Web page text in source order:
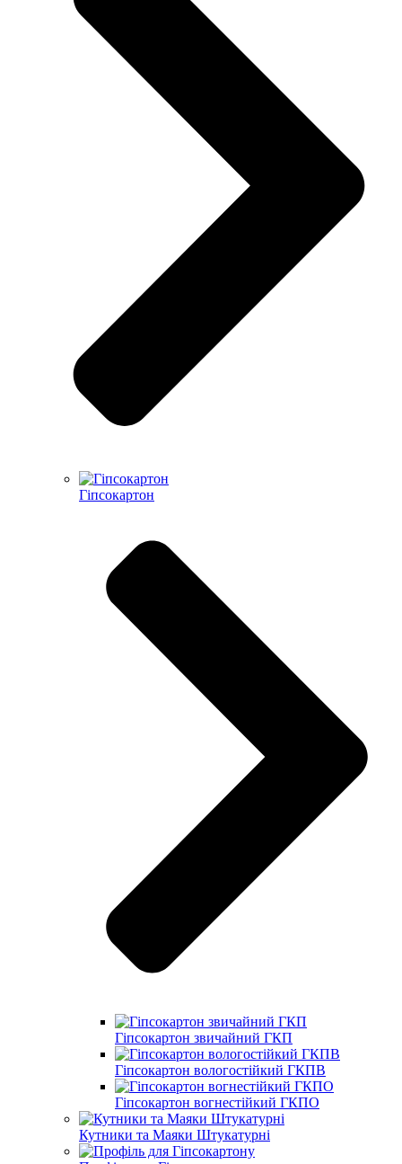
Гіпсокартон
Гіпсокартон звичайний ГКП
Гіпсокартон вологостійкий ГКПВ
Гіпсокартон вогнестійкий ГКПО
Кутники та Маяки Штукатурні